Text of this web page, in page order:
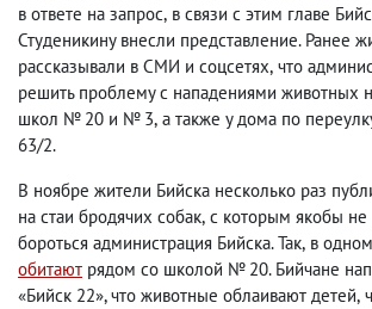
в ответе на запрос, в связи с этим главе
Студеникину внесли представление. Ранее
рассказывали в СМИ и соцсетях, что
решить проблему с нападениями животных
школ № 20 и № 3, а также у дома по
63/2.
В ноябре жители Бийска несколько раз
на стаи бродячих собак, с которым якобы
бороться администрация Бийска. Так, в
обитают рядом со школой № 20. Бийчане
«Бийск 22», что животные облаивают детей,